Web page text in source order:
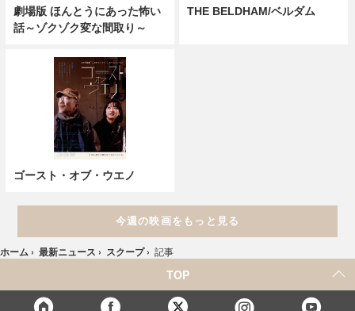
劇場版 ほんとうにあった怖い
話～ゾクゾク変な間取り～
THE BELDHAM/ベルダム
ゴースト・オブ・ウエノ
今週の映画をもっと見る
ホーム › 最新ニュース › スクープ › 記事
TOP